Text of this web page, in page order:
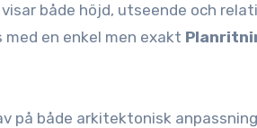
både höjd, utseende och
med en enkel men exakt
både arkitektonisk